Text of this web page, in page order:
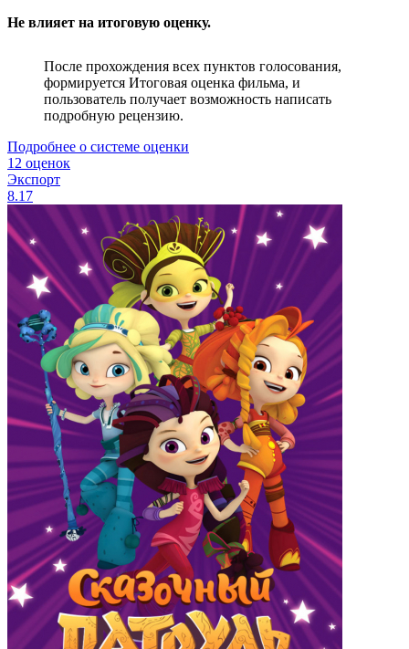
Не влияет на итоговую оценку.
После прохождения всех пунктов голосования,
формируется Итоговая оценка фильма, и
пользователь получает возможность написать
подробную рецензию.
Подробнее о системе оценки
12 оценок
Экспорт
8.17